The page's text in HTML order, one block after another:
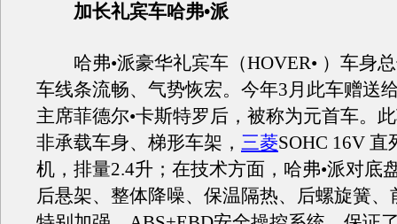
加长礼宾车哈弗•派
哈弗•派豪华礼宾车（HOVER• ）车身总
车线条流畅、气势恢宏。今年3月此车赠送
主席菲德尔•卡斯特罗后，被称为元首车。
非承载车身、梯形车架， 三菱SOHC 16V 直
机，排量2.4升；在技术方面，哈弗•派对底
后悬架、整体降噪、保温隔热、后螺旋簧、